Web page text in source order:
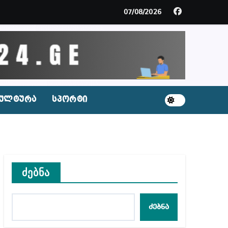
პატიმრობას ითვალისწინებს
შექმნილი რუსი ტურისტებისთვის, ჩვენი
– ეკა კუპატაძე ნანუკა ჟორჟოლიანს
საკანში მოთავსება, საერთაშორისო
ნაცვლად ცხენის ხორცი შეჰქონდათ
07/08/2026
სპორტი
ძებნა
ძებნა